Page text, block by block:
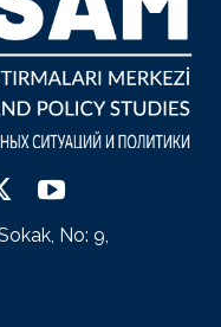
No: 9,